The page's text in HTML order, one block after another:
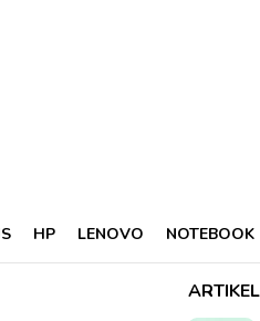
HP LENOVO NOTEBOOK